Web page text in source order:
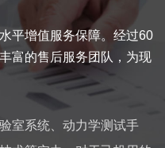
平增值服务保障。经过60
富的售后服务团队，为现
室系统、动力学测试手